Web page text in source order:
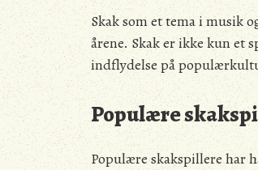
Skak som et tema i musik
årene. Skak er ikke kun et
indflydelse på
Populære
Populære skakspillere har